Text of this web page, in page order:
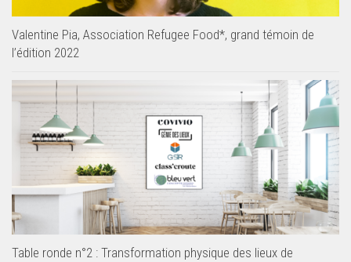
Valentine Pia, Association Refugee Food*, grand témoin de
l’édition 2022
Table ronde n°2 : Transformation physique des lieux de